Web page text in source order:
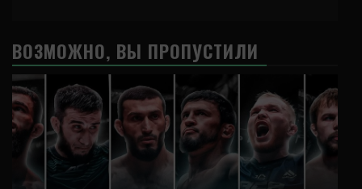
ВОЗМОЖНО, ВЫ ПРОПУСТИЛИ